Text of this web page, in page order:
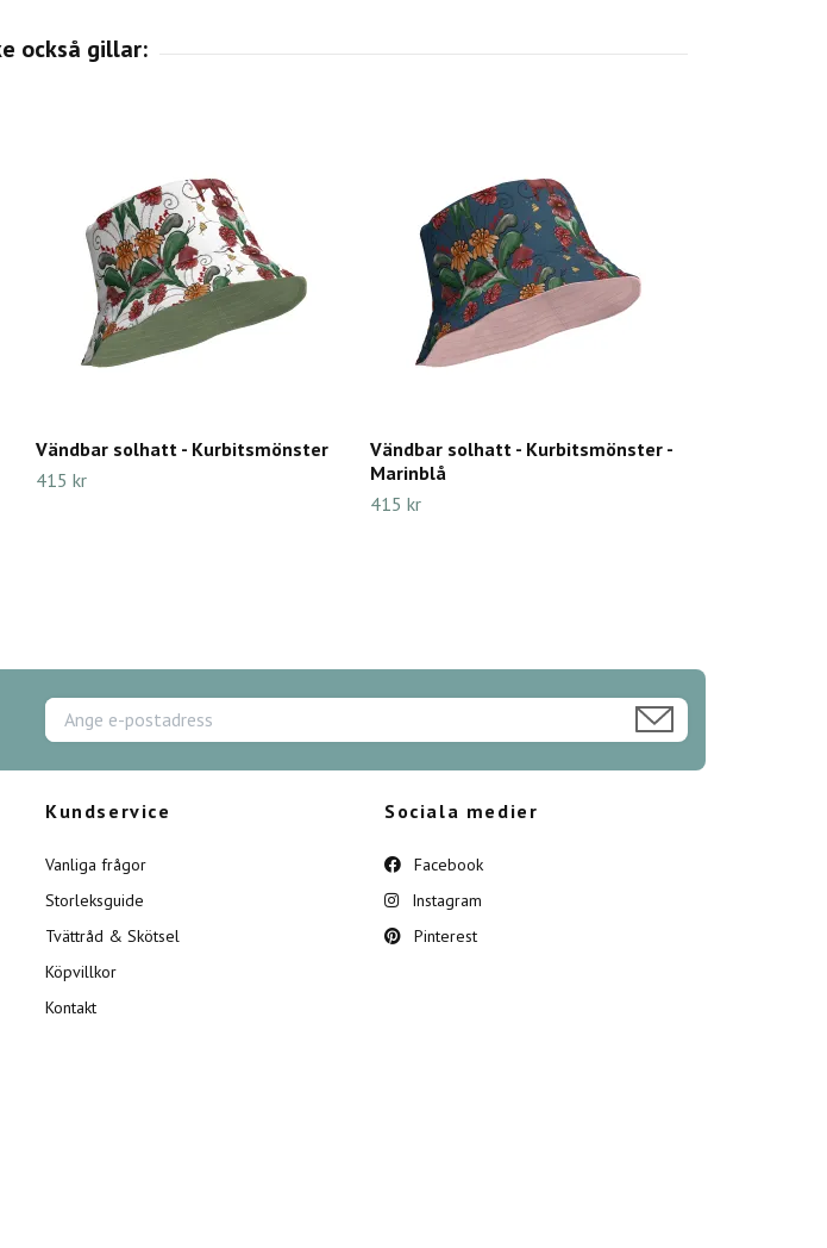
Vändbar solhatt - Kurbitsmönster
415 kr
Vändbar solhatt - Kurbitsmönster -
Marinblå
415 kr
Kundservice
Vanliga frågor
Storleksguide
Tvättråd & Skötsel
Köpvillkor
Kontakt
Sociala medier
Facebook
Instagram
Pinterest